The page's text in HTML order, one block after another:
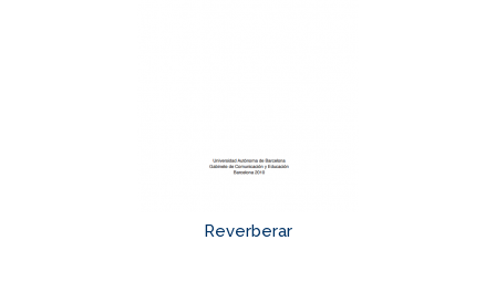
Reverberar